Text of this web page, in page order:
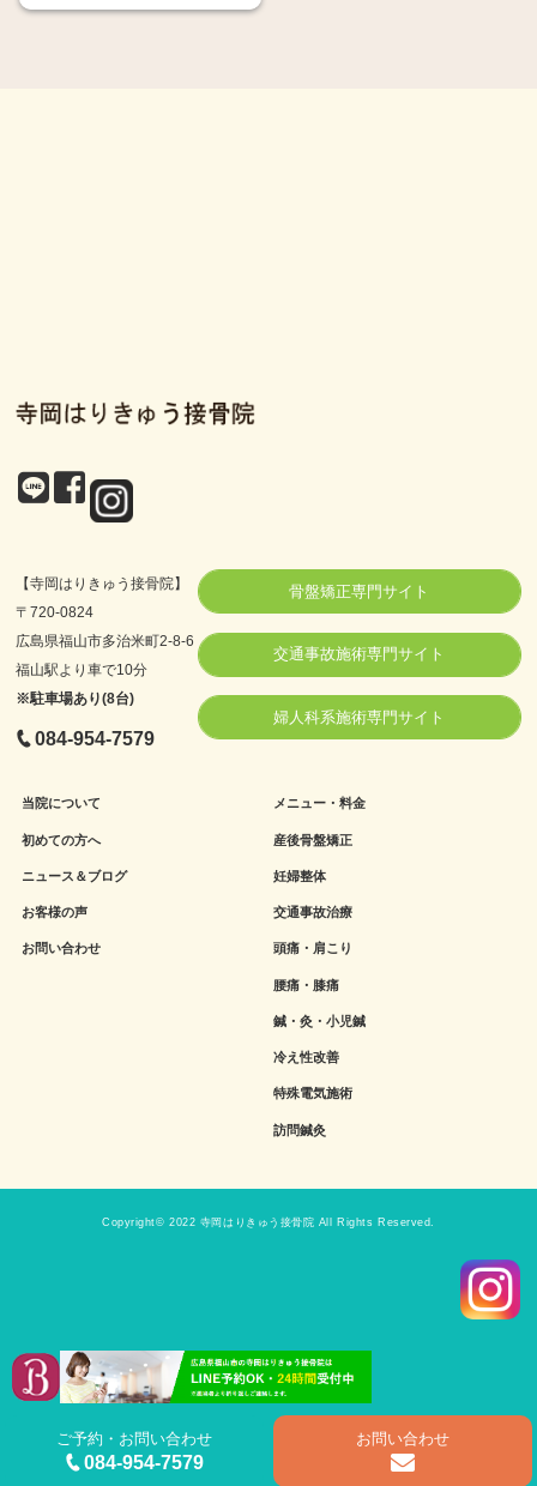
ご予約・お問い合わせ
084-954-7579
お問い合わせ
【寺岡はりきゅう接骨院】
〒720-0824
広島県福山市多治米町2-8-6
福山駅より車で10分
※駐車場あり(8台)
084-954-7579
骨盤矯正専門サイト
交通事故施術専門サイト
婦人科系施術専門サイト
当院について
初めての方へ
ニュース＆ブログ
お客様の声
お問い合わせ
メニュー・料金
産後骨盤矯正
妊婦整体
交通事故治療
頭痛・肩こり
腰痛・膝痛
鍼・灸・小児鍼
冷え性改善
特殊電気施術
訪問鍼灸
Copyright© 2022 寺岡はりきゅう接骨院 All Rights Reserved.